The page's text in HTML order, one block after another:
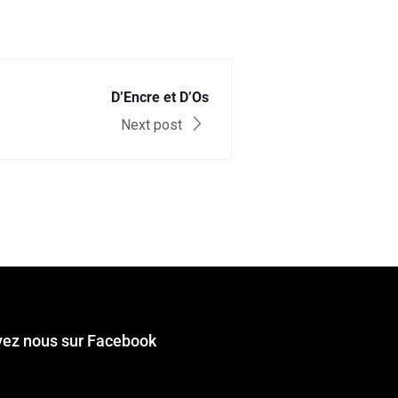
D’Encre et D’Os
Next post
nous sur Facebook